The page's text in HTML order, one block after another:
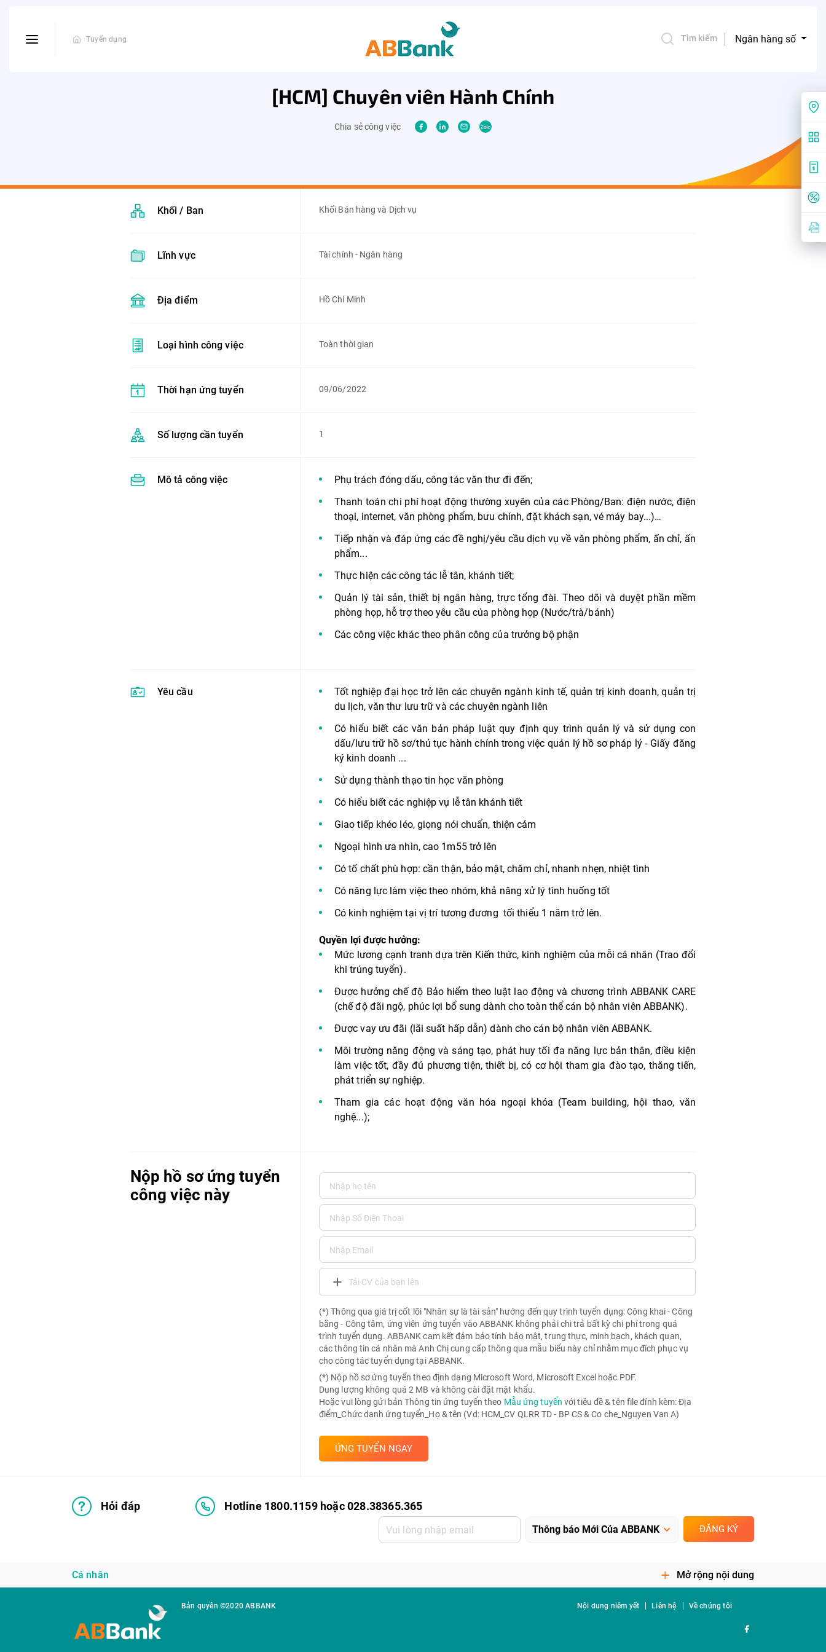
Tuyển dụng Tìm kiếm Ngân hàng số
[HCM] Chuyên viên Hành Chính
Chia sẻ công việc
Khối / Ban Khối Bán hàng và Dịch vụ
Lĩnh vực Tài chính - Ngân hàng
Địa điểm Hồ Chí Minh
Loại hình công việc Toàn thời gian
Thời hạn ứng tuyển 09/06/2022
Số lượng cần tuyển 1
Mô tả công việc
Phụ trách đóng dấu, công tác văn thư đi đến;
Thanh toán chi phí hoạt động thường xuyên của các Phòng/Ban: điện nước, điện
thoại, internet, văn phòng phẩm, bưu chính, đặt khách sạn, vé máy bay...)…
Tiếp nhận và đáp ứng các đề nghị/yêu cầu dịch vụ về văn phòng phẩm, ấn chỉ, ấn
phẩm...
Thực hiện các công tác lễ tân, khánh tiết;
Quản lý tài sản, thiết bị ngân hàng, trực tổng đài. Theo dõi và duyệt phần mềm
phòng họp, hỗ trợ theo yêu cầu của phòng họp (Nước/trà/bánh)
Các công việc khác theo phân công của trưởng bộ phận
Yêu cầu
Tốt nghiệp đại học trở lên các chuyên ngành kinh tế, quản trị kinh doanh, quản trị
du lịch, văn thư lưu trữ và các chuyên ngành liên
Có hiểu biết các văn bản pháp luật quy định quy trình quản lý và sử dụng con
dấu/lưu trữ hồ sơ/thủ tục hành chính trong việc quản lý hồ sơ pháp lý - Giấy đăng
ký kinh doanh ...
Sử dụng thành thạo tin học văn phòng
Có hiểu biết các nghiệp vụ lễ tân khánh tiết
Giao tiếp khéo léo, giọng nói chuẩn, thiện cảm
Ngoại hình ưa nhìn, cao 1m55 trở lên
Có tố chất phù hợp: cần thận, bảo mật, chăm chỉ, nhanh nhẹn, nhiệt tình
Có năng lực làm việc theo nhóm, khả năng xử lý tình huống tốt
Có kinh nghiệm tại vị trí tương đương tối thiểu 1 năm trở lên.
Quyền lợi được hưởng:
Mức lương cạnh tranh dựa trên Kiến thức, kinh nghiệm của mỗi cá nhân (Trao đổi
khi trúng tuyển).
Được hưởng chế độ Bảo hiểm theo luật lao động và chương trình ABBANK CARE
(chế độ đãi ngộ, phúc lợi bổ sung dành cho toàn thể cán bộ nhân viên ABBANK).
Được vay ưu đãi (lãi suất hấp dẫn) dành cho cán bộ nhân viên ABBANK.
Môi trường năng động và sáng tạo, phát huy tối đa năng lực bản thân, điều kiện
làm việc tốt, đầy đủ phương tiện, thiết bị, có cơ hội tham gia đào tạo, thăng tiến,
phát triển sự nghiệp.
Tham gia các hoạt động văn hóa ngoại khóa (Team building, hội thao, văn
nghệ...);
Nộp hồ sơ ứng tuyển
công việc này
Tải CV của bạn lên
(*) Thông qua giá trị cốt lõi "Nhân sự là tài sản" hướng đến quy trình tuyển dụng: Công khai - Công
bằng - Công tâm, ứng viên ứng tuyển vào ABBANK không phải chi trả bất kỳ chi phí trong quá
trình tuyển dụng. ABBANK cam kết đảm bảo tính bảo mật, trung thực, minh bạch, khách quan,
các thông tin cá nhân mà Anh Chị cung cấp thông qua mẫu biểu này chỉ nhằm mục đích phục vụ
cho công tác tuyển dụng tại ABBANK.
(*) Nộp hồ sơ ứng tuyển theo định dạng Microsoft Word, Microsoft Excel hoặc PDF.
Dung lượng không quá 2 MB và không cài đặt mật khẩu.
Hoặc vui lòng gửi bản Thông tin ứng tuyển theo Mẫu ứng tuyển với tiêu đề & tên file đính kèm: Địa
điểm_Chức danh ứng tuyển_Họ & tên (Vd: HCM_CV QLRR TD - BP CS & Co che_Nguyen Van A)
ỨNG TUYỂN NGAY
Hỏi đáp Hotline 1800.1159 hoặc 028.38365.365
ĐĂNG KÝ
Cá nhân Mở rộng nội dung
Bản quyền ©2020 ABBANK Nội dung niêm yết Liên hệ Về chúng tôi